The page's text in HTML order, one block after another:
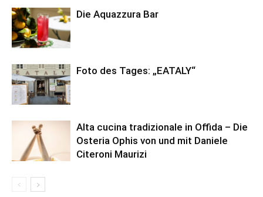
Die Aquazzura Bar
Foto des Tages: „EATALY“
Alta cucina tradizionale in Offida – Die
Osteria Ophis von und mit Daniele
Citeroni Maurizi